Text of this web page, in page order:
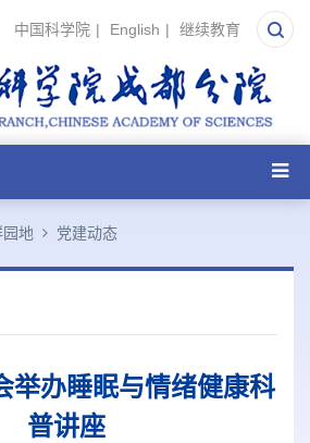
中国科学院 | English | 继续教育
园地 党建动态
举办睡眠与情绪健康科
普讲座